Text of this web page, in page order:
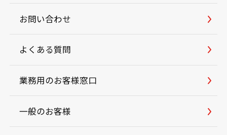
お問い合わせ
よくある質問
業務用のお客様窓口
一般のお客様